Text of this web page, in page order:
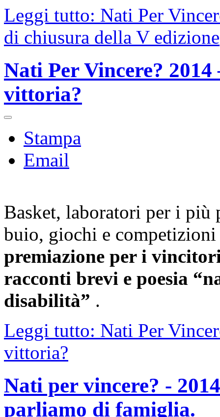
Leggi tutto: Nati Per
di chiusura della V edizione
Nati Per Vincere?
vittoria?
Stampa
Email
Basket, laboratori per i più
buio, giochi e
premiazione per i
racconti brevi e poesia
disabilità” .
Leggi tutto: Nati Per
vittoria?
Nati per vincere? -
parliamo di famiglia.